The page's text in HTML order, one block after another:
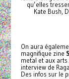
qu’elles
Kate Bush,
On aura
magnifique zine
metal et aux
interview de
Des infos sur le